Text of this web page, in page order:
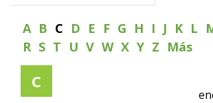
A B C D E F G H I J K L
R S T U V W X Y Z Más
C